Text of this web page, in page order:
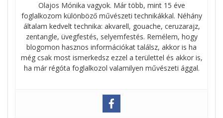
Olajos Mónika vagyok. Már több, mint 15 éve
foglalkozom különböző művészeti technikákkal. Néhány
általam kedvelt technika: akvarell, gouache, ceruzarajz,
zentangle, üvegfestés, selyemfestés. Remélem, hogy
blogomon hasznos információkat találsz, akkor is ha
még csak most ismerkedsz ezzel a területtel és akkor is,
ha már régóta foglalkozol valamilyen művészeti ággal.